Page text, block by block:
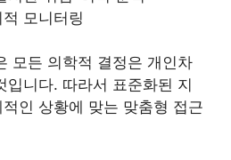
모니터링
모든 의학적 결정은 개인차
입니다. 따라서 표준화된 지
인 상황에 맞는 맞춤형 접근